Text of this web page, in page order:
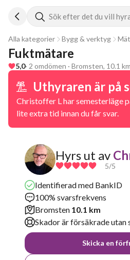
Sök efter det du vill
Alla kategorier Bygg & verktyg
Fuktmätare
5,0· 2 omdömen · Bromsten, 10.1 km
Uthyraren är på
Christoffer L har semesterläge
lite extra tid innan du får svar.
Hyrs ut av
5/5
Identifierad med BankID
100% svarsfrekvens
Bromsten 10.1 km
Skador är försäkrade utan
Skicka en